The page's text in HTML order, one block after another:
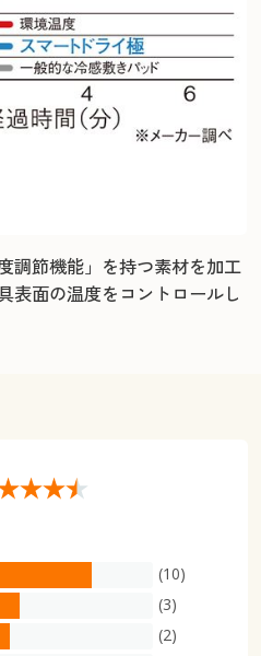
調節機能」を持つ素材を加工
表面の温度をコントロールし
(10)
(3)
(2)